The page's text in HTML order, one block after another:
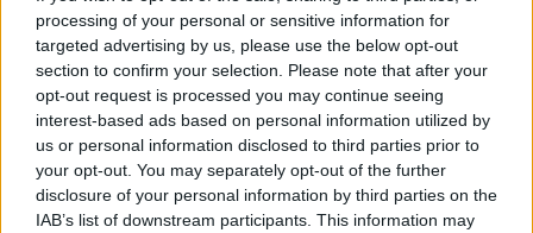
processing of your personal or sensitive information for
targeted advertising by us, please use the below opt-out
section to confirm your selection. Please note that after your
opt-out request is processed you may continue seeing
interest-based ads based on personal information utilized by
us or personal information disclosed to third parties prior to
your opt-out. You may separately opt-out of the further
disclosure of your personal information by third parties on the
IAB’s list of downstream participants. This information may
capacidad de almacenar artículos recibidos y gestionarlos
con una base de datos SQLite incluida.Construido con
Objective-C y Cocoa para el sistema operativo Mac OS X,
este programa ofrece una amplia variedad de
características útiles que son comparables o incluso
mejores que las de los lectores de noticias comerciales
profesionales.Al tener este excelente gestor de RSS
instalado en su Mac de escritorio o portátil, cualquiera